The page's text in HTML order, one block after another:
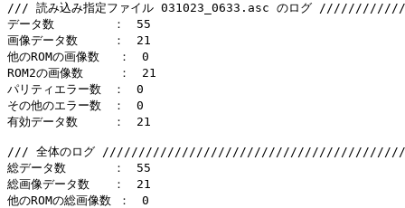
/// 読み込み指定ファイル 031023_0633.asc のログ ////////////
データ数　　　　　：　55
画像データ数　　　：　21
他のROMの画像数 　：　0
ROM2の画像数　　　：　21
パリティエラー数　：　0
その他のエラー数　：　0
有効データ数　　　：　21
/// 全体のログ
総データ数　　　　：　55
総画像データ数　　：　21
他のROMの総画像数 ：　0